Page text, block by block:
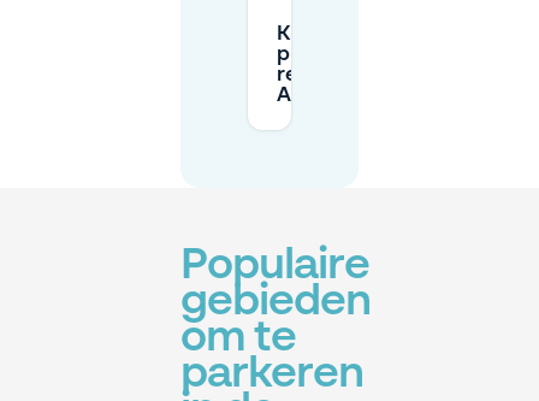
Kan ik vooraf
privéparkeerplek
reserveren voor
AMUZ?
Populaire
gebieden
om te
parkeren